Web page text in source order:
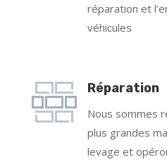
réparation et
véhicules
Réparation
Nous sommes
plus grandes
levage et